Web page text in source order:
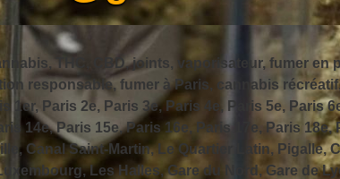
THC, CBD, joints, vaporisateur, fumer en
responsable, fumer à Paris, cannabis
Paris 2e, Paris 3e, Paris 4e, Paris 5e, Paris
14e, Paris 15e, Paris 16e, Paris 17e, Paris 18e,
Canal Saint-Martin, Le Quartier Latin, Pigalle,
Les Halles, Gare du Nord, Gare de